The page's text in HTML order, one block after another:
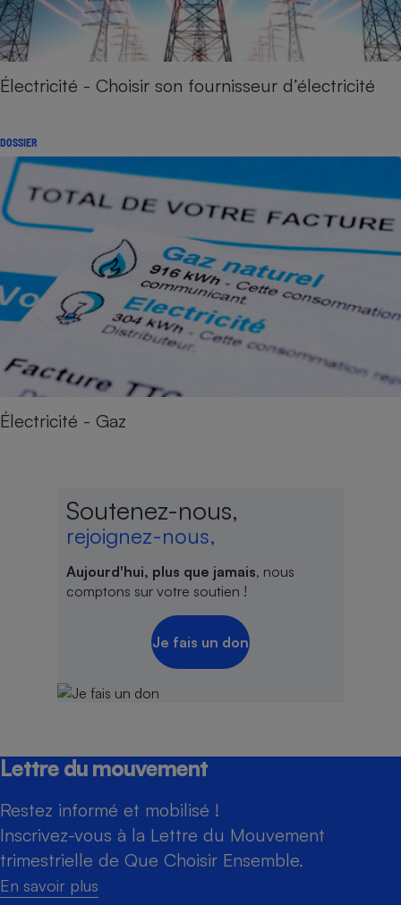
Électricité - Choisir son fournisseur d’électricité
DOSSIER
Électricité - Gaz
Soutenez-nous,
rejoignez-nous,
Aujourd'hui, plus que jamais, nous
comptons sur votre soutien !
Je fais un don
Lettre du mouvement
Restez informé et mobilisé !
Inscrivez-vous à la Lettre du Mouvement
trimestrielle de Que Choisir Ensemble.
En savoir plus